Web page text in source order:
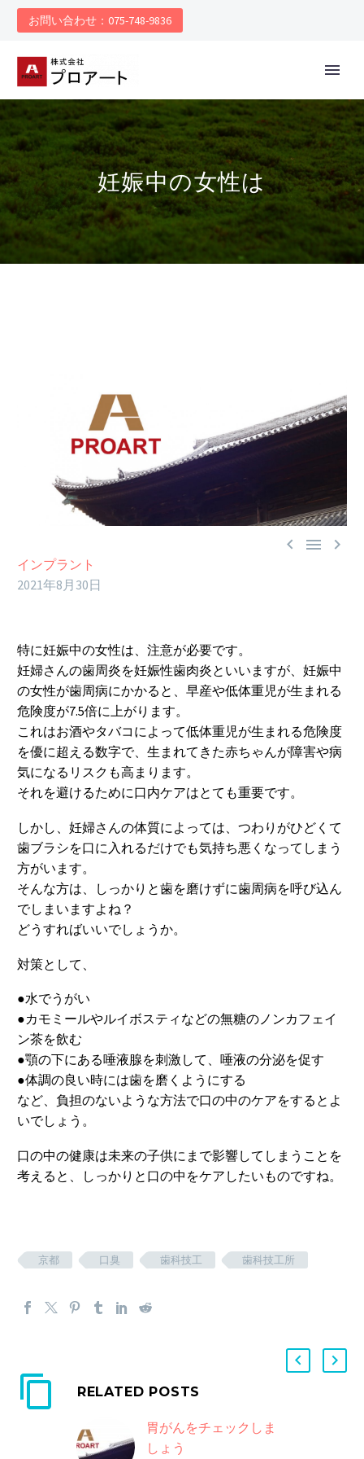
お問い合わせ：075-748-9836
妊娠中の女性は
  
インプラント
2021年8月30日
特に妊娠中の女性は、注意が必要です。
妊婦さんの歯周炎を妊娠性歯肉炎といいますが、妊娠中
の女性が歯周病にかかると、早産や低体重児が生まれる
危険度が7.5倍に上がります。
これはお酒やタバコによって低体重児が生まれる危険度
を優に超える数字で、生まれてきた赤ちゃんが障害や病
気になるリスクも高まります。
それを避けるために口内ケアはとても重要です。
しかし、妊婦さんの体質によっては、つわりがひどくて
歯ブラシを口に入れるだけでも気持ち悪くなってしまう
方がいます。
そんな方は、しっかりと歯を磨けずに歯周病を呼び込ん
でしまいますよね？
どうすればいいでしょうか。
対策として、
●水でうがい
●カモミールやルイボスティなどの無糖のノンカフェイ
ン茶を飲む
●顎の下にある唾液腺を刺激して、唾液の分泌を促す
●体調の良い時には歯を磨くようにする
など、負担のないような方法で口の中のケアをするとよ
いでしょう。
口の中の健康は未来の子供にまで影響してしまうことを
考えると、しっかりと口の中をケアしたいものですね。
京都 口臭 歯科技工 歯科技工所
RELATED POSTS
胃がんをチェックしま
しょう